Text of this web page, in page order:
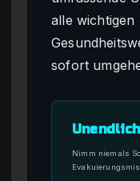
alle wichtigen
sofort
Nimm niemals